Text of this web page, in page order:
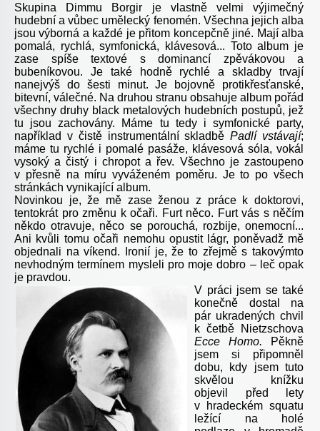
Skupina Dimmu Borgir je vlastně velmi výjimečný
hudební a vůbec umělecký fenomén. Všechna jejich alba
jsou výborná a každé je přitom koncepčně jiné. Mají alba
pomalá, rychlá, symfonická, klávesová... Toto album je
zase spíše textové s dominancí zpěvákovou a
bubeníkovou. Je také hodně rychlé a skladby trvají
nanejvýš do šesti minut. Je bojovně protikřesťanské,
bitevní, válečné. Na druhou stranu obsahuje album pořád
všechny druhy black metalových hudebních postupů, jež
tu jsou zachovány. Máme tu tedy i symfonické party,
například v čistě instrumentální skladběPadlí vstávají;
máme tu rychlé i pomalé pasáže, klávesová sóla, vokál
vysoký a čistý i chropot a řev. Všechno je zastoupeno
v přesně na míru vyváženém poměru. Je to po všech
stránkách vynikající album.
Novinkou je, že mě zase ženou z práce k doktorovi,
tentokrát pro změnu k očaři. Furt něco. Furt vás s něčím
někdo otravuje, něco se porouchá, rozbije, onemocní...
Ani kvůli tomu očaři nemohu opustit lágr, poněvadž mě
objednali na víkend. Ironií je, že to zřejmě s takovýmto
nevhodným termínem mysleli pro moje dobro – leč opak
je pravdou.
V práci jsem se také
konečně dostal na
pár ukradených chvil
k četbě Nietzschova
Ecce Homo.
Pěkně
jsem si připomněl
dobu, kdy jsem tuto
skvělou knížku
objevil před lety
v hradeckém squatu
ležící na holé